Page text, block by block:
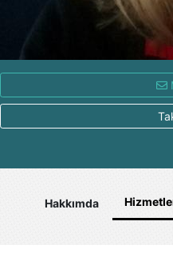
Hakkımda